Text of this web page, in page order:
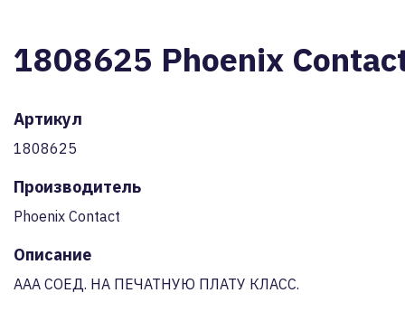
1808625 Phoenix
Артикул
1808625
Производитель
Phoenix Contact
Описание
AAA СОЕД. НА ПЕЧАТНУЮ ПЛАТУ КЛАСС.